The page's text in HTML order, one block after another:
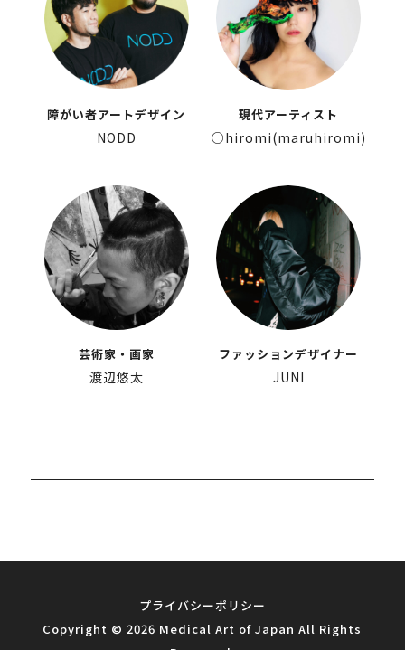
障がい者アートデザイン
NODD
現代アーティスト
○hiromi(maruhiromi)
芸術家・画家
渡辺悠太
ファッションデザイナー
JUNI
プライバシーポリシー
Copyright ©2026 Medical Art of Japan All Rights